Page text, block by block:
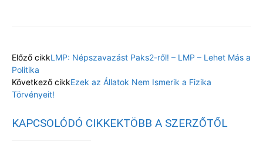
Előző cikkLMP: Népszavazást Paks2-ről! – LMP – Lehet Más a
Politika
Következő cikkEzek az Állatok Nem Ismerik a Fizika
Törvényeit!
KAPCSOLÓDÓ CIKKEKTÖBB A SZERZŐTŐL